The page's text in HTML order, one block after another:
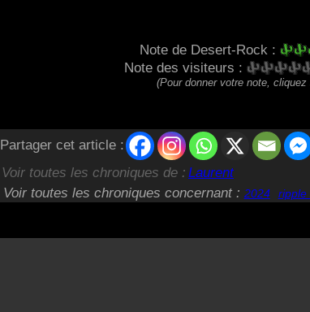
Note de Desert-Rock :
Note des visiteurs :
(Pour donner votre note,
Partager cet article :
Voir toutes les chroniques de : Laurent
Voir toutes les chroniques concernant : 2024 ripple